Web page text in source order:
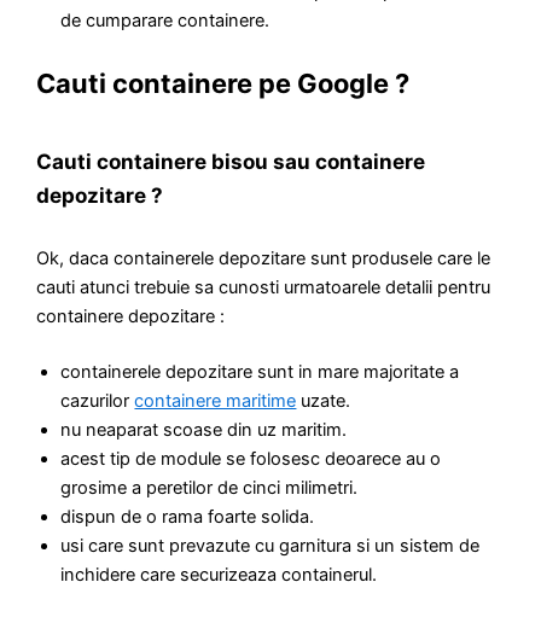
de cumparare containere.
Cauti containere pe Google ?
Cauti containere bisou sau containere
depozitare ?
Ok, daca containerele depozitare sunt produsele care le
cauti atunci trebuie sa cunosti urmatoarele detalii pentru
containere depozitare :
containerele depozitare sunt in mare majoritate a
cazurilorcontainere maritime uzate.
nu neaparat scoase din uz maritim.
acest tip de module se folosesc deoarece au o
grosime a peretilor de cinci milimetri.
dispun de o rama foarte solida.
usi care sunt prevazute cu garnitura si un sistem de
inchidere care securizeaza containerul.